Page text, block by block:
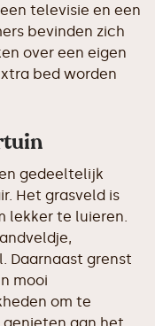
televisie en een
bevinden zich
over een eigen
bed worden
gedeeltelijk
Het grasveld is
lekker te luieren.
Daarnaast grenst
mooi
om te